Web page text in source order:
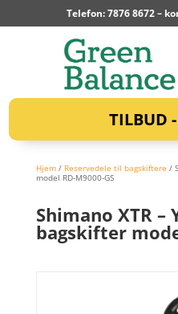
Telefon: 7876 8672 –
TILBUD
Hjem/ Reservedele til bagskiftere /
model RD-M9000-GS
Shimano XTR
bagskifter